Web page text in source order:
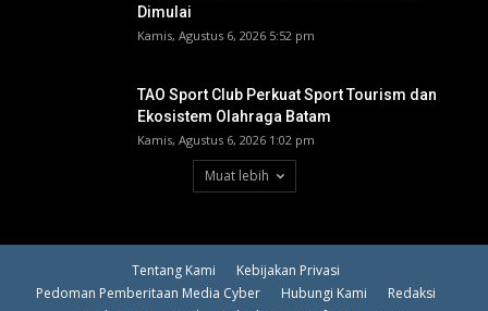
Dimulai
Kamis, Agustus 6, 2026 5:52 pm
TAO Sport Club Perkuat Sport Tourism dan
Ekosistem Olahraga Batam
Kamis, Agustus 6, 2026 1:02 pm
Muat lebih
Tentang Kami
Kebijakan Privasi
Pedoman Pemberitaan Media Cyber
Hubungi Kami
Redaksi